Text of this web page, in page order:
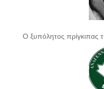
Ο ξυπόλητος πρίγκιπας